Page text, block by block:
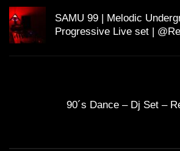
SAMU 99 | Melodic
Progressive Live set |
90´s Dance – Dj Set –